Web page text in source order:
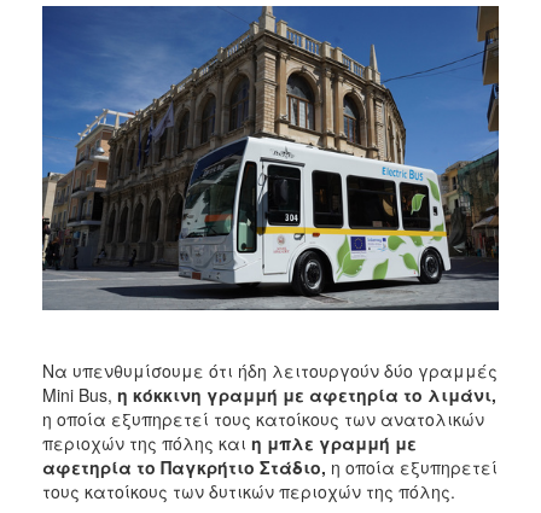
Να υπενθυμίσουμε ότι ήδη λειτουργούν δύο γραμμές
Mini Bus, η κόκκινη γραμμή με αφετηρία το λιμάνι,
η οποία εξυπηρετεί τους κατοίκους των ανατολικών
περιοχών της πόλης και η μπλε γραμμή με
αφετηρία το Παγκρήτιο Στάδιο, η οποία εξυπηρετεί
τους κατοίκους των δυτικών περιοχών της πόλης.